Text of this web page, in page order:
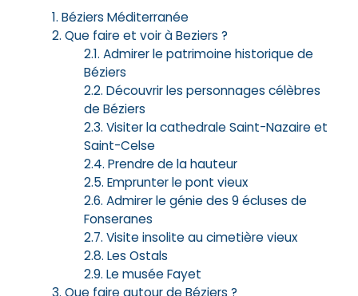
Béziers Méditerranée
Que faire et voir à Beziers ?
Admirer le patrimoine historique de
Béziers
Découvrir les personnages célèbres
de Béziers
Visiter la cathedrale Saint-Nazaire et
Saint-Celse
Prendre de la hauteur
Emprunter le pont vieux
Admirer le génie des 9 écluses de
Fonseranes
Visite insolite au cimetière vieux
Les Ostals
Le musée Fayet